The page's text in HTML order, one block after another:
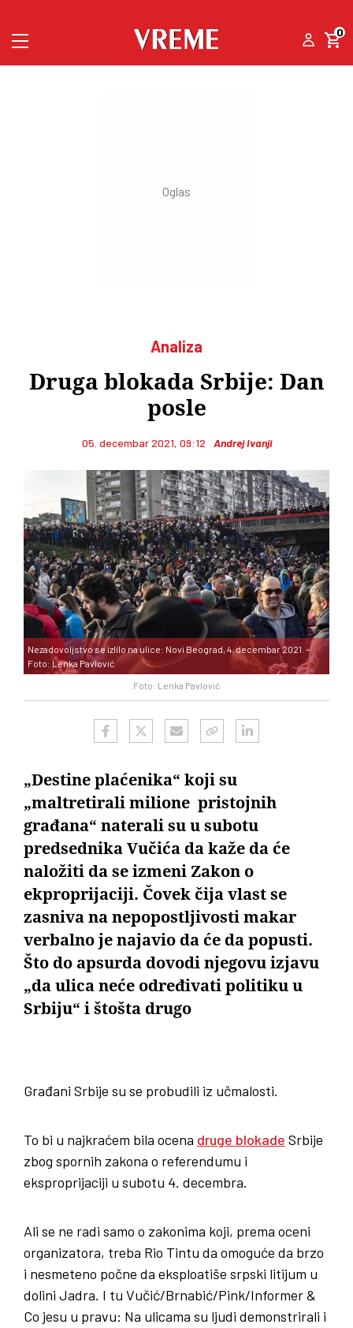
0
Analiza
Druga blokada Srbije: Dan
posle
05. decembar 2021, 09:12 Andrej Ivanji
Foto: Lenka Pavlović
Nezadovoljstvo se izlilo na ulice: Novi Beograd, 4. decembar 2021. –
Foto: Lenka Pavlović
„Destine plaćenika“ koji su
„maltretirali milione pristojnih
građana“ naterali su u subotu
predsednika Vučića da kaže da će
naložiti da se izmeni Zakon o
ekproprijaciji. Čovek čija vlast se
zasniva na nepopostljivosti makar
verbalno je najavio da će da popusti.
Što do apsurda dovodi njegovu izjavu
„da ulica neće određivati politiku u
Srbiju“ i štošta drugo
Građani Srbije su se probudili iz učmalosti.
To bi u najkraćem bila ocena druge blokade Srbije
zbog spornih zakona o referendumu i
eksproprijaciji u subotu 4. decembra.
Ali se ne radi samo o zakonima koji, prema oceni
organizatora, treba Rio Tintu da omoguće da brzo
i nesmeteno počne da eksploatiše srpski litijum u
dolini Jadra. I tu Vučić/Brnabić/Pink/Informer &
Co jesu u pravu: Na ulicama su ljudi demonstrirali i